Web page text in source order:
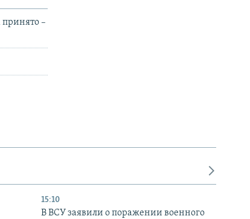
–
15:10
В ВСУ заявили о поражении военного